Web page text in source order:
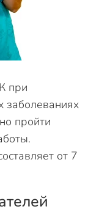
при
заболеваниях
пройти
от 7